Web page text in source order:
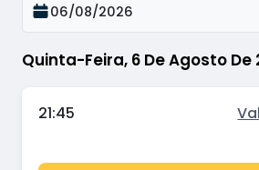
Quinta-Feira, 6 De Agosto De
06/08/2026
21:45